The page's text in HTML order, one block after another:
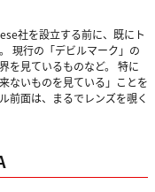
社を設立する前に、既にト
現行の「デビルマーク」の
を見ているものなど。 特に
ないものを見ている」ことを
前面は、まるでレンズを覗く